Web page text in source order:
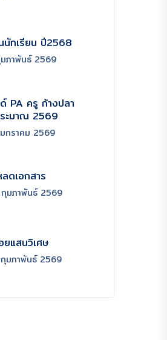
นักเรียน ปี2568
ภาพันธ์ 2569
ด์ PA ครู ก้างปลา
ะมาณ 2569
กราคม 2569
ดเอกสาร
มภาพันธ์ 2569
ยแสนวิเศษ
มภาพันธ์ 2569